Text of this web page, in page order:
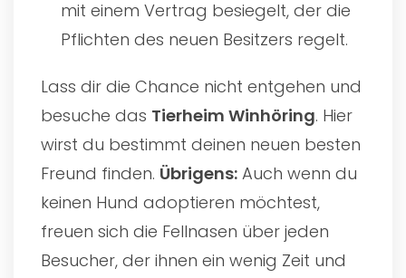
mit einem Vertrag besiegelt, der die
Pflichten des neuen Besitzers regelt.
Lass dir die Chance nicht entgehen und
besuche das Tierheim Winhöring. Hier
wirst du bestimmt deinen neuen besten
Freund finden. Übrigens: Auch wenn du
keinen Hund adoptieren möchtest,
freuen sich die Fellnasen über jeden
Besucher, der ihnen ein wenig Zeit und